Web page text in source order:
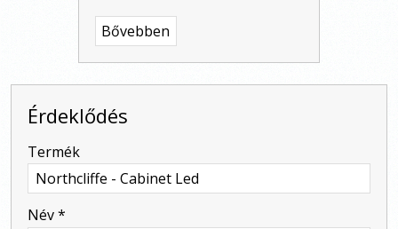
Bővebben
Érdeklődés
Termék
Név*